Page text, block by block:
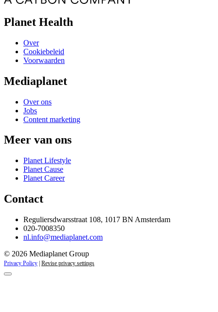
Planet Health
Over
Cookiebeleid
Voorwaarden
Mediaplanet
Over ons
Jobs
Content marketing
Meer van ons
Planet Lifestyle
Planet Cause
Planet Career
Contact
Reguliersdwarsstraat 108, 1017 BN Amsterdam
020-7008350
nl.info@mediaplanet.com
© 2026 Mediaplanet Group
Privacy Policy Revise privacy settings